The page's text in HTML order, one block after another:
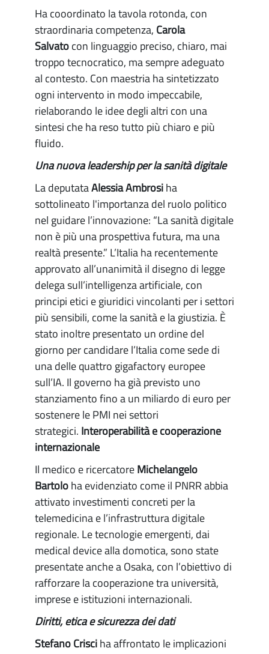
Ha cooordinato la tavola rotonda, con
straordinaria competenza, Carola
Salvatocon linguaggio preciso, chiaro, mai
troppo tecnocratico, ma sempre adeguato
al contesto. Con maestria ha sintetizzato
ogni intervento in modo impeccabile,
rielaborando le idee degli altri con una
sintesi che ha reso tutto più chiaro e più
fluido.
Una nuova leadership per la sanità digitale
La deputataAlessia Ambrosiha
sottolineato l'importanza del ruolo politico
nel guidare l’innovazione: “La sanità digitale
non è più una prospettiva futura, ma una
realtà presente.” L’Italia ha recentemente
approvato all’unanimità il disegno di legge
delega sull’intelligenza artificiale, con
principi etici e giuridici vincolanti per i settori
più sensibili, come la sanità e la giustizia. È
stato inoltre presentato un ordine del
giorno per candidare l’Italia come sede di
una delle quattro gigafactory europee
sull’IA. Il governo ha già previsto uno
stanziamento fino a un miliardo di euro per
sostenere le PMI nei settori
strategici. Interoperabilità e cooperazione
internazionale
Il medico e ricercatoreMichelangelo
Bartoloha evidenziato come il PNRR abbia
attivato investimenti concreti per la
telemedicina e l’infrastruttura digitale
regionale. Le tecnologie emergenti, dai
medical device alla domotica, sono state
presentate anche a Osaka, con l’obiettivo di
rafforzare la cooperazione tra università,
imprese e istituzioni internazionali.
Diritti, etica e sicurezza dei dati
Stefano Crisciha affrontato le implicazioni